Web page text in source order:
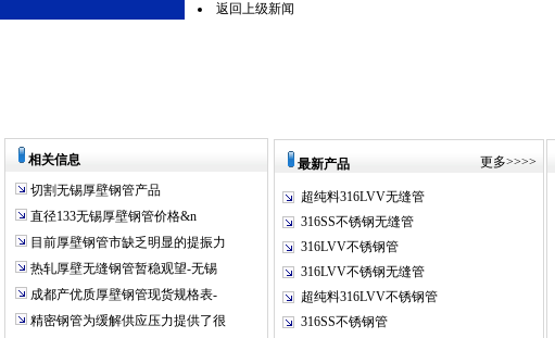
返回上级新闻
相关信息
切割无锡厚壁钢管产品
直径133无锡厚壁钢管价格&n
目前厚壁钢管市缺乏明显的提振力
热轧厚壁无缝钢管暂稳观望-无锡
成都产优质厚壁钢管现货规格表-
精密钢管为缓解供应压力提供了很
最新产品 更多>>>>
超纯料316LVV无缝管
316SS不锈钢无缝管
316LVV不锈钢管
316LVV不锈钢无缝管
超纯料316LVV不锈钢管
316SS不锈钢管